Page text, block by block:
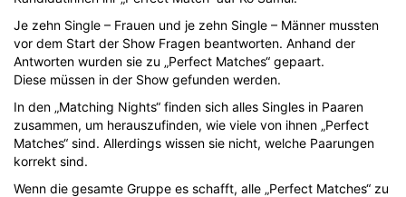
Je zehn Single – Frauen und je zehn Single – Männer mussten
vor dem Start der Show Fragen beantworten. Anhand der
Antworten wurden sie zu „Perfect Matches“ gepaart.
Diese müssen in der Show gefunden werden.
In den „Matching Nights“ finden sich alles Singles in Paaren
zusammen, um herauszufinden, wie viele von ihnen „Perfect
Matches“ sind. Allerdings wissen sie nicht, welche Paarungen
korrekt sind.
Wenn die gesamte Gruppe es schafft, alle „Perfect Matches“ zu